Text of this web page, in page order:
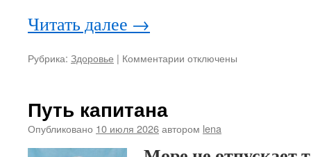
Читать далее →
Рубрика: Здоровье | Комментарии к
об
отключены
Путь капитана
Опубликовано 10 июля 2026автором lena